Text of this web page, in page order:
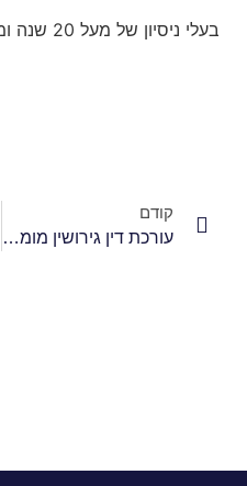
20 שנה ומאות תיקים והצלחות.
עורכת דין גירושין מומלצת במרכז